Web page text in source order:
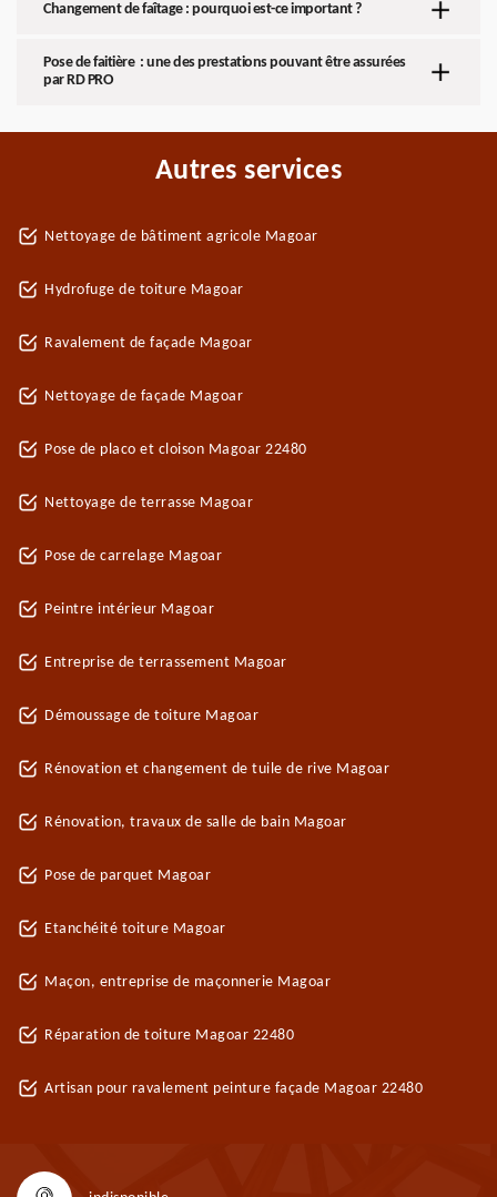
Changement de faîtage : pourquoi est-ce important ?
Pose de faitière : une des prestations pouvant être assurées
par RD PRO
Autres services
Nettoyage de bâtiment agricole Magoar
Hydrofuge de toiture Magoar
Ravalement de façade Magoar
Nettoyage de façade Magoar
Pose de placo et cloison Magoar 22480
Nettoyage de terrasse Magoar
Pose de carrelage Magoar
Peintre intérieur Magoar
Entreprise de terrassement Magoar
Démoussage de toiture Magoar
Rénovation et changement de tuile de rive Magoar
Rénovation, travaux de salle de bain Magoar
Pose de parquet Magoar
Etanchéité toiture Magoar
Maçon, entreprise de maçonnerie Magoar
Réparation de toiture Magoar 22480
Artisan pour ravalement peinture façade Magoar 22480